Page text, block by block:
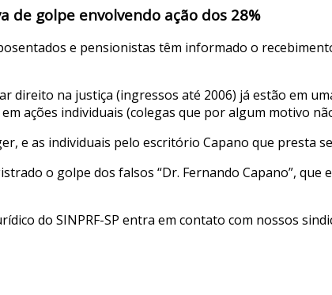
de golpe envolvendo ação dos 28%
e pensionistas têm informado o
direito na justiça (ingressos até 2006) já estão em
ações individuais (colegas que por algum motivo
e as individuais pelo escritório Capano que presta
o golpe dos falsos “Dr. Fernando Capano”,
do SINPRF-SP entra em contato com nossos